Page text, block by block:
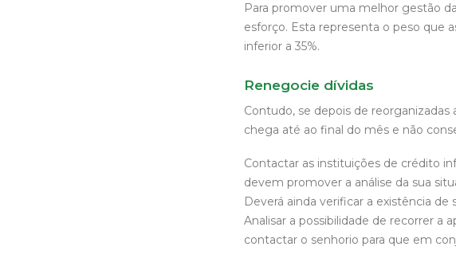
Para promover uma melhor gestão
esforço. Esta representa o peso que
inferior a 35%.
Renegocie dívidas
Contudo, se depois de
chega até ao final do mês e não
Contactar as instituições de crédito
devem promover a análise da sua
Deverá ainda verificar a existência
Analisar a possibilidade de recorrer a
contactar o senhorio para que em